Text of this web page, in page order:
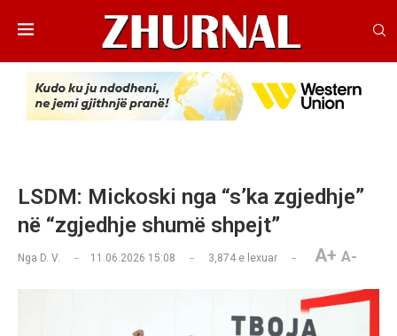
LSDM: Mickoski nga “s’ka zgjedhje”
në “zgjedhje shumë shpejt”
Nga D. V. 11.06.2026 15:08 3,874 e lexuar A+ A-